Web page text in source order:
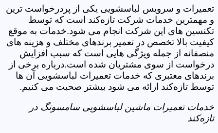
تعمیرات و سرویس لباسشویی یکی از پردرخواست ترین
و مهمترین خدمات شرکت تازه‌کند است که توسط
تکنسین های این شرکت انجام می شود.خدمات به موقع
کیفیت بالا تخصص در تعمیر برندهای مختلف و هزینه های
منصفانه از جمله ویژگی هایی است که سبب افزایش
درخواست از سوی مشتریان شده است.درباره برخی از
برندهای معتبری که خدمات تعمیرات لباسشویی آن ها
توسط تازه‌کند ارائه می شود بیشتر صحبت می کنیم.
خدمات تعمیرات ماشین لباسشویی سامسونگ در
تازه‌کند